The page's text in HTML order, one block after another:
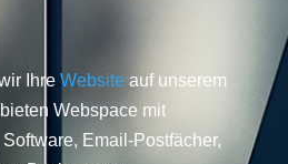
Ihre Website auf unserem
Webspace mit
Email-Postfächer,